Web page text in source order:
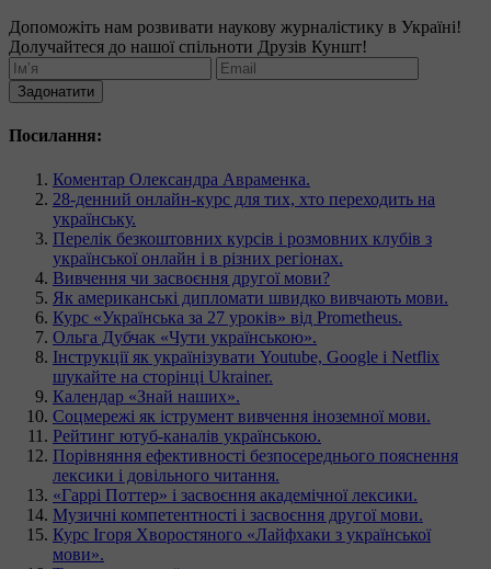
Допоможіть нам розвивати наукову журналістику в Україні!
Долучайтеся до нашої спільноти Друзів Куншт!
Задонатити
Посилання:
Коментар Олександра Авраменка.
28-денний онлайн-курс для тих, хто переходить на
українську.
Перелік безкоштовних курсів і розмовних клубів з
української онлайн і в різних регіонах.
Вивчення чи засвоєння другої мови?
Як американські дипломати швидко вивчають мови.
Курс «Українська за 27 уроків» від Prometheus.
Ольга Дубчак «Чути українською».
Інструкції як українізувати Youtube, Google і Netflix
шукайте на сторінці Ukrainer.
Календар «Знай наших».
Соцмережі як іструмент вивчення іноземної мови.
Рейтинг ютуб-каналів українською.
Порівняння ефективності безпосереднього пояснення
лексики і довільного читання.
«Гаррі Поттер» і засвоєння академічної лексики.
Музичні компетентності і засвоєння другої мови.
Курс Ігоря Хворостяного «Лайфхаки з української
мови».